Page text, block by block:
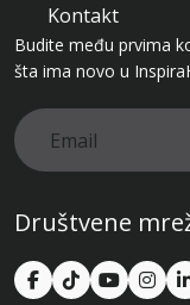
Kontakt
Budite među prvima
šta ima novo u
Društvene